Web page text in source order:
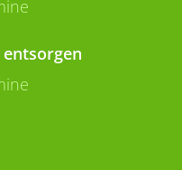
entsorgen